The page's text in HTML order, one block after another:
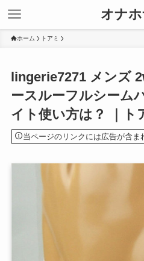
オナ
ホーム トアミ
lingerie7271 メンズ
ースルーフルシーム
イト使い方は？ ｜ト
当ページのリンクには広告が含ま